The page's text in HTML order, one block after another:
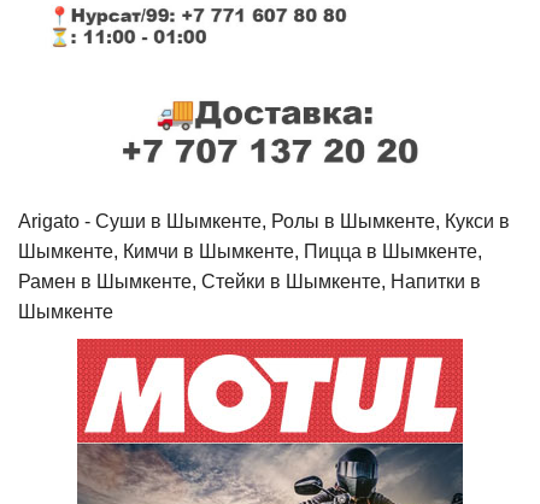
Arigato - Cуши в Шымкенте, Ролы в Шымкенте, Кукси в
Шымкенте, Кимчи в Шымкенте, Пицца в Шымкенте,
Рамен в Шымкенте, Стейки в Шымкенте, Напитки в
Шымкенте